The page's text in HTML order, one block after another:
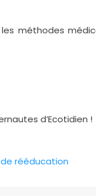
méthodes
d’Ecotidien !
rééducation